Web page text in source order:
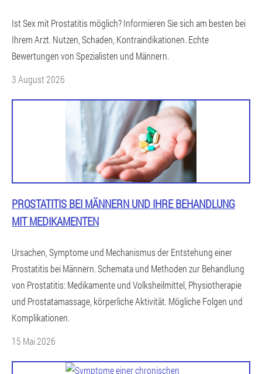
Ist Sex mit Prostatitis möglich? Informieren Sie sich am besten bei
Ihrem Arzt. Nutzen, Schaden, Kontraindikationen. Echte
Bewertungen von Spezialisten und Männern.
3 August 2026
PROSTATITIS BEI MÄNNERN UND IHRE BEHANDLUNG
MIT MEDIKAMENTEN
Ursachen, Symptome und Mechanismus der Entstehung einer
Prostatitis bei Männern. Schemata und Methoden zur Behandlung
von Prostatitis: Medikamente und Volksheilmittel, Physiotherapie
und Prostatamassage, körperliche Aktivität. Mögliche Folgen und
Komplikationen.
15 Mai 2026